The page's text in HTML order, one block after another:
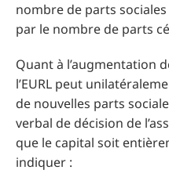
nombre de parts
par le nombre de parts
Quant à l’augmentation
l’EURL peut
de nouvelles parts
verbal de décision de
que le capital soit
indiquer :